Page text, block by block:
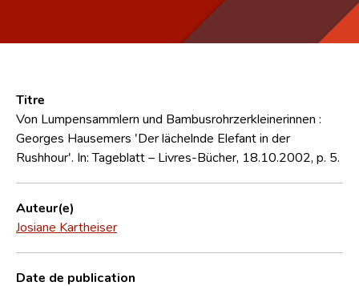
Équipe scientifique
Titre
Von Lumpensammlern und Bambusrohrzerkleinerinnen :
Georges Hausemers 'Der lächelnde Elefant in der
Rushhour'. In: Tageblatt – Livres-Bücher, 18.10.2002, p. 5.
Auteur(e)
Josiane Kartheiser
Date de publication